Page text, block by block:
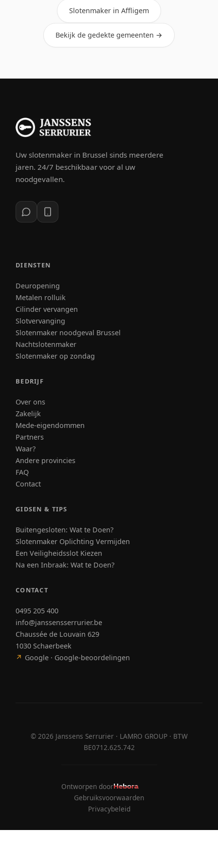
Slotenmaker in Affligem
Bekijk de gedekte gemeenten →
Uw slotenmaker in Brussel sinds meerdere
jaren. 24/7 beschikbaar voor al uw
noodgevallen.
DIENSTEN
Deuropening
Metalen rolluik
Cilinder vervangen
Slotvervanging
Slotenmaker noodgeval Brussel
Nachtslotenmaker
Slotenmaker op zondag
BEDRIJF
Over ons
Zakelijk
Mede-eigendommen
Partners
Waar?
Andere provincies
FAQ
Contact
GIDSEN & TIPS
Buitengesloten: Wat te Doen?
Slotenmaker Oplichting Vermijden
Een Veiligheidsslot Kiezen
Na een Inbraak: Wat te Doen?
CONTACT
0495 205 400
info@janssensserrurier.be
Chaussée de Louvain 629
1030 Schaerbeek
↗ Google · Google-beoordelingen
© 2026 Janssens Serrurier · LAMRO GROUP · BTW
BE0712.625.742
Ontworpen doorHebora
Hebora
Gebruiksvoorwaarden
Privacybeleid